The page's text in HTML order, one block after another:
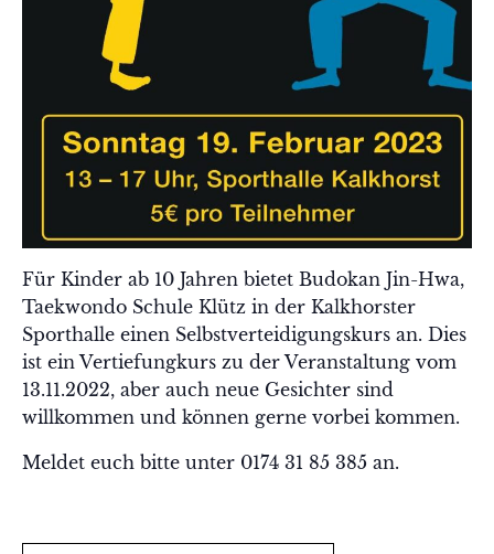
Für Kinder ab 10 Jahren bietet Budokan Jin-Hwa,
Taekwondo Schule Klütz in der Kalkhorster
Sporthalle einen Selbstverteidigungskurs an. Dies
ist ein Vertiefungkurs zu der Veranstaltung vom
13.11.2022, aber auch neue Gesichter sind
willkommen und können gerne vorbei kommen.
Meldet euch bitte unter 0174 31 85 385 an.